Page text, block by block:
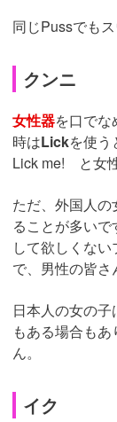
同じPussでも
クンニ
女性器を口で
時はLickを使う
Lick me! と女
ただ、外国人
ることが多いで
して欲しくない
で、男性の皆さ
日本人の女の
もある場合も
ん。
イク